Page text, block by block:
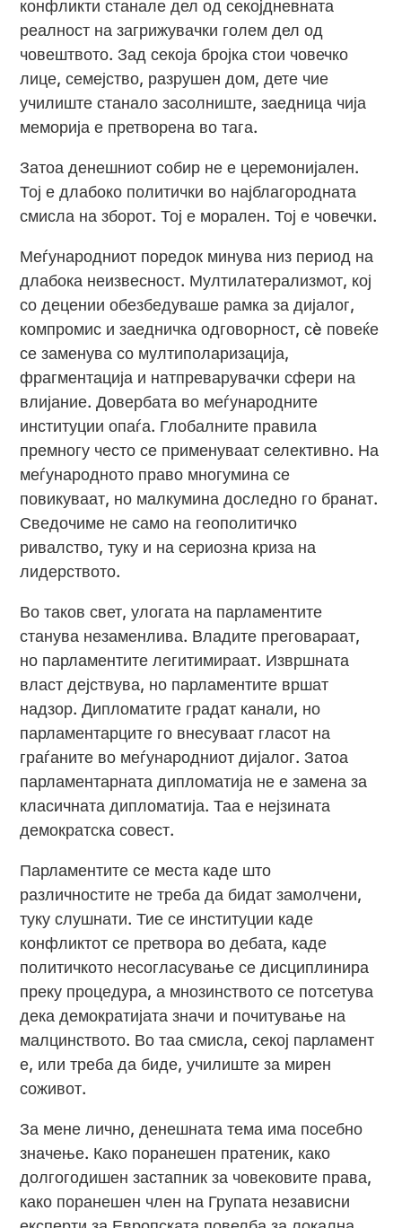
конфликти станале дел од секојдневната
реалност на загрижувачки голем дел од
човештвото. Зад секоја бројка стои човечко
лице, семејство, разрушен дом, дете чие
училиште станало засолниште, заедница чија
меморија е претворена во тага.
Затоа денешниот собир не е церемонијален.
Тој е длабоко политички во најблагородната
смисла на зборот. Тој е морален. Тој е човечки.
Меѓународниот поредок минува низ период на
длабока неизвесност. Мултилатерализмот, кој
со децении обезбедуваше рамка за дијалог,
компромис и заедничка одговорност, сè повеќе
се заменува со мултиполаризација,
фрагментација и натпреварувачки сфери на
влијание. Довербата во меѓународните
институции опаѓа. Глобалните правила
премногу често се применуваат селективно. На
меѓународното право многумина се
повикуваат, но малкумина доследно го бранат.
Сведочиме не само на геополитичко
ривалство, туку и на сериозна криза на
лидерството.
Во таков свет, улогата на парламентите
станува незаменлива. Владите преговараат,
но парламентите легитимираат. Извршната
власт дејствува, но парламентите вршат
надзор. Дипломатите градат канали, но
парламентарците го внесуваат гласот на
граѓаните во меѓународниот дијалог. Затоа
парламентарната дипломатија не е замена за
класичната дипломатија. Таа е нејзината
демократска совест.
Парламентите се места каде што
различностите не треба да бидат замолчени,
туку слушнати. Тие се институции каде
конфликтот се претвора во дебата, каде
политичкото несогласување се дисциплинира
преку процедура, а мнозинството се потсетува
дека демократијата значи и почитување на
малцинството. Во таа смисла, секој парламент
е, или треба да биде, училиште за мирен
соживот.
За мене лично, денешната тема има посебно
значење. Како поранешен пратеник, како
долгогодишен застапник за човековите права,
како поранешен член на Групата независни